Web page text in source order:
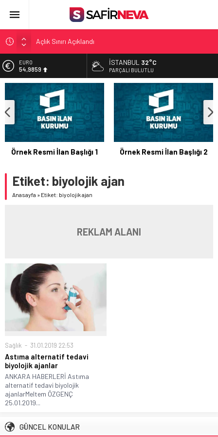
Açlık Sınırı Açıklandı
Öğretmenlere Kötü Haber
FETÖ’nün kritik ismi tutuklandı
Son dakika… İstanbul’da trafik felç
Yunanistan Başbakanı Çipras Türkiye’ye gelecek
EURO
54,9859
ALTIN
6.496,95
BİST
13.703,13
DOLAR
47,5639
İSTANBUL 32°C
PARÇALI BULUTLU
Örnek Resmi İlan Başlığı 1 Örnek Resmi İlan Başlığı 2
Etiket: biyolojik ajan
Anasayfa » Etiket: biyolojik ajan
REKLAM ALANI
Sağlık 31.01.2019 22:53
Astıma alternatif tedavi
biyolojik ajanlar
ANKARA HABERLERİ Astıma
alternatif tedavi biyolojik
ajanlarMeltem ÖZGENÇ
25.01.2019...
GÜNCEL KONULAR